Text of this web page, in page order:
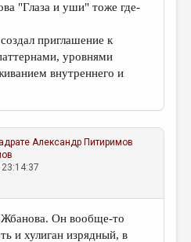
"Глаза и уши" тоже где-
приглашение к
уровнями
внутреннего и
Александр Питиримов
Он вообще-то
и хулиган изрядный, в